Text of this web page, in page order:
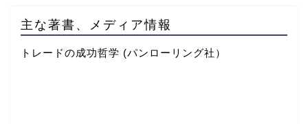
主な著書、メディア情報
トレードの成功哲学 (パンローリング社）